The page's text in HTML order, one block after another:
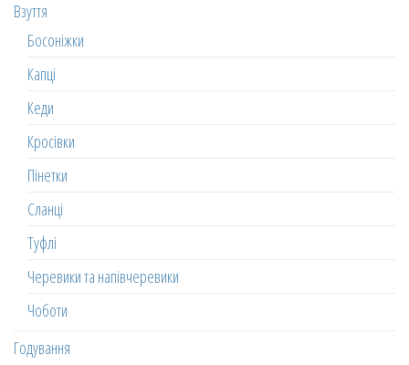
Взуття
Босоніжки
Капці
Кеди
Кросівки
Пінетки
Сланці
Туфлі
Черевики та напівчеревики
Чоботи
Годування